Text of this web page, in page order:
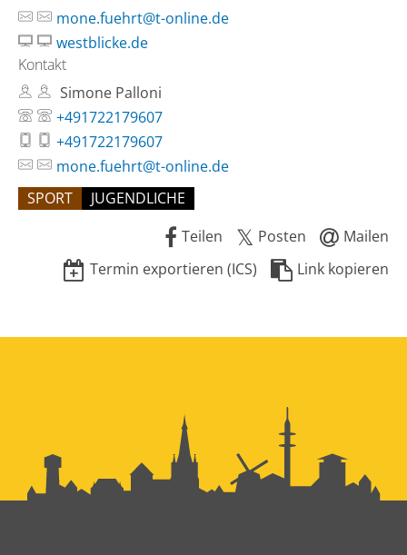
mone.fuehrt@t-online.de
westblicke.de
Kontakt
Simone Palloni
+491722179607
+491722179607
mone.fuehrt@t-online.de
SPORT
JUGENDLICHE
Teilen
Posten
Mailen
Termin exportieren (ICS)
Link kopieren